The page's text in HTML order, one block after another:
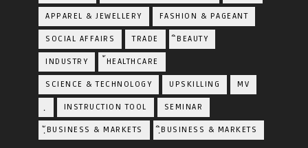
APPAREL & JEWELLERY FASHION & PAGEANT
SOCIAL AFFAIRS TRADE ิBEAUTY
INDUSTRY ้HEALTHCARE
SCIENCE & TECHNOLOGY UPSKILLING MV
INSTRUCTION TOOL SEMINAR
ฺัBUSINESS & MARKETS ฺิBUSINESS & MARKETS